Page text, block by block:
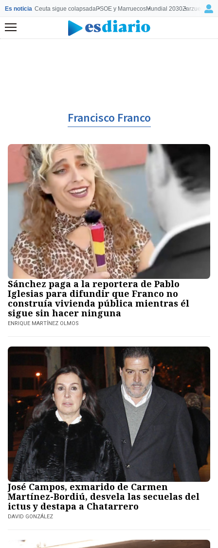
Es noticia Ceuta sigue colapsadaPSOE y MarruecosMundial 2030Zarzuela y
Menú
Francisco Franco
Sánchez paga a la reportera de Pablo
Iglesias para difundir que Franco no
construía vivienda pública mientras él
sigue sin hacer ninguna
ENRIQUE MARTÍNEZ OLMOS
José Campos, exmarido de Carmen
Martínez-Bordiú, desvela las secuelas del
ictus y destapa a Chatarrero
DAVID GONZÁLEZ